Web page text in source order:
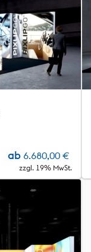
ab 6.680,00 €
zzgl. 19% MwSt.